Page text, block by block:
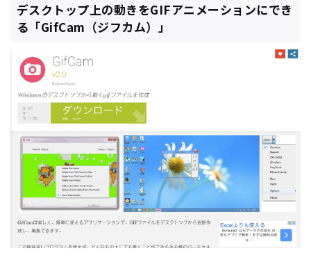
デスクトップ上の動きをGIFアニメーションにでき
る「GifCam（ジフカム）」